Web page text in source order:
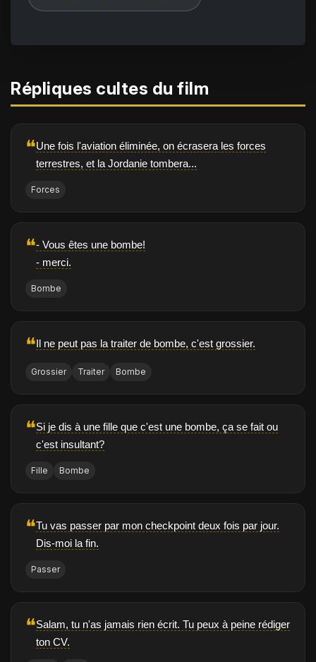
Répliques cultes du film
❝Une fois l'aviation éliminée, on écrasera les forces
terrestres, et la Jordanie tombera...
Forces
❝- Vous êtes une bombe!
- merci.
Bombe
❝Il ne peut pas la traiter de bombe, c'est grossier.
Grossier Traiter Bombe
❝Si je dis à une fille que c'est une bombe, ça se fait ou
c'est insultant?
Fille Bombe
❝Tu vas passer par mon checkpoint deux fois par jour.
Dis-moi la fin.
Passer
❝Salam, tu n'as jamais rien écrit. Tu peux à peine rédiger
ton CV.